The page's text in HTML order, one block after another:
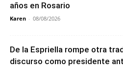
años en Rosario
Karen - 08/08/2026
De la Espriella rompe otra
discurso como presidente